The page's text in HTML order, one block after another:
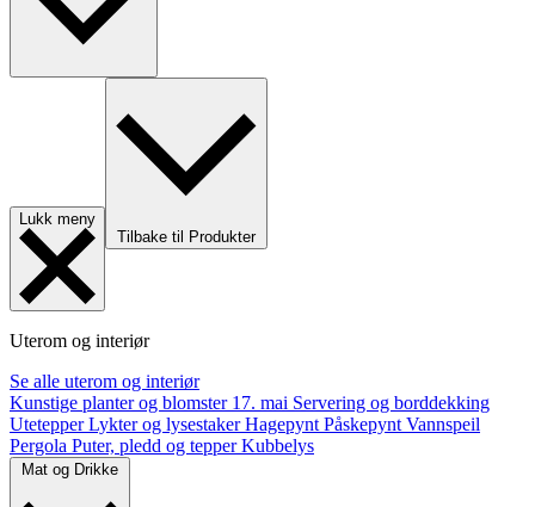
Lukk meny
Tilbake til Produkter
Uterom og interiør
Se alle uterom og interiør
Kunstige planter og blomster 17. mai Servering og borddekking
UtetepperLykter og lysestakerHagepynt Påskepynt Vannspeil
Pergola Puter, pledd og tepperKubbelys